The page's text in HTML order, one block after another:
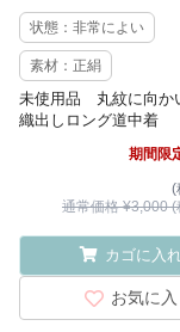
状態：非常によい
素材：正絹
未使用品 丸紋に向か
織出しロング道中着
期間限
(
通常価格 ¥3,000
カゴに入
お気に入